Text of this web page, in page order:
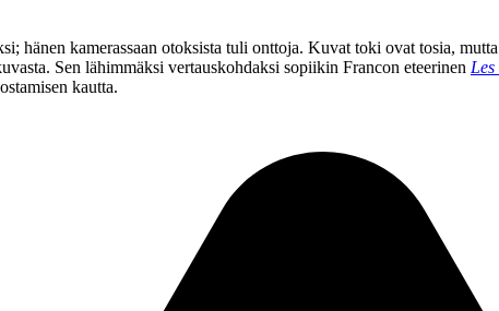
hänen kamerassaan otoksista tuli onttoja. Kuvat toki ovat tosia,
Sen lähimmäksi vertauskohdaksi sopiikin Francon eteerinen Les
kautta.